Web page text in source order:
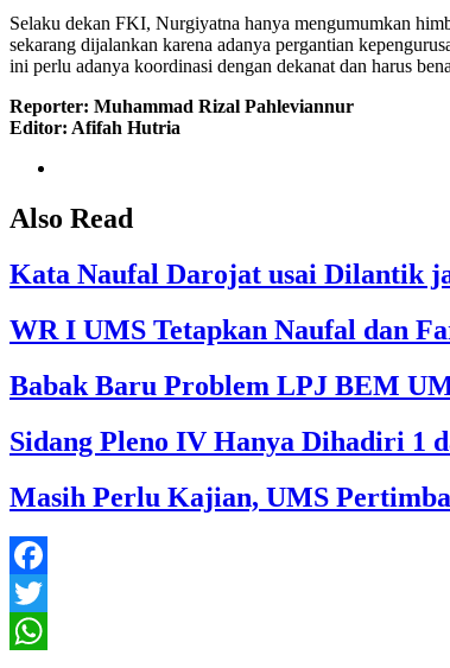
Selaku dekan FKI, Nurgiyatna hanya mengumumkan
sekarang dijalankan karena adanya pergantian
ini perlu adanya koordinasi dengan dekanat dan harus
Reporter: Muhammad Rizal Pahleviannur
Editor: Afifah Hutria
Also Read
Kata Naufal Darojat usai Dilantik
WR I UMS Tetapkan Naufal dan
Babak Baru Problem LPJ BEM
Sidang Pleno IV Hanya Dihadiri 1
Masih Perlu Kajian, UMS
Facebook
Twitter